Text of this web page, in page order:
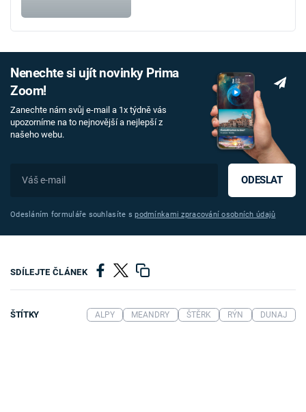
Nenechte si ujít novinky Prima
Zoom!
Zanechte nám svůj e-mail a 1x týdně vás
upozorníme na to nejnovější a nejlepší z
našeho webu.
ODESLAT
Odesláním formuláře souhlasíte spodmínkami zpracování osobních údajů
SDÍLEJTE ČLÁNEK
ŠTÍTKY ALPY MEANDRY ŠTĚRK RÝN DUNAJ